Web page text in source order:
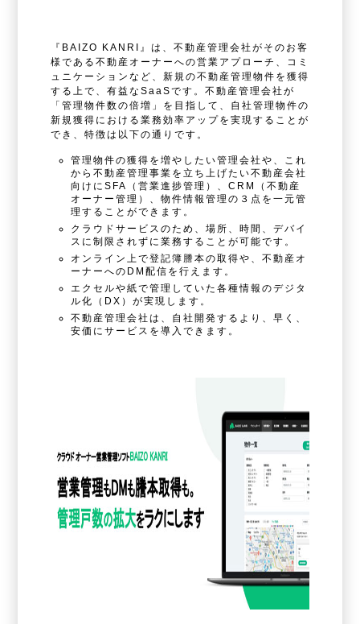
『BAIZO KANRI』は、不動産管理会社がそのお客
様である不動産オーナーへの営業アプローチ、コミ
ュニケーションなど、新規の不動産管理物件を獲得
する上で、有益なSaaSです。不動産管理会社が
「管理物件数の倍増」を目指して、自社管理物件の
新規獲得における業務効率アップを実現することが
でき、特徴は以下の通りです。
管理物件の獲得を増やしたい管理会社や、これ
から不動産管理事業を立ち上げたい不動産会社
向けにSFA（営業進捗管理）、CRM（不動産
オーナー管理）、物件情報管理の３点を一元管
理することができます。
クラウドサービスのため、場所、時間、デバイ
スに制限されずに業務することが可能です。
オンライン上で登記簿謄本の取得や、不動産オ
ーナーへのDM配信を行えます。
エクセルや紙で管理していた各種情報のデジタ
ル化（DX）が実現します。
不動産管理会社は、自社開発するより、早く、
安価にサービスを導入できます。